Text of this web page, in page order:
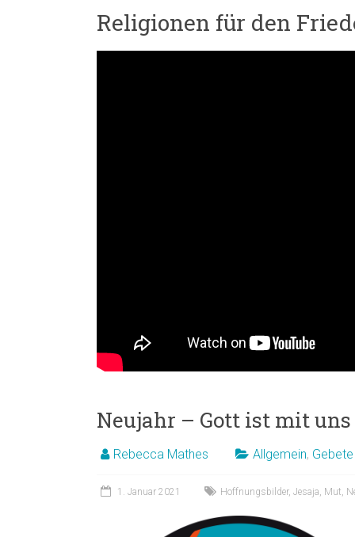
Religionen für den
Neujahr – Gott ist mit uns
Rebecca Mathes Allgemein,
1. Januar 2021 Hoffnungsbilder, Jesaja, Mut,